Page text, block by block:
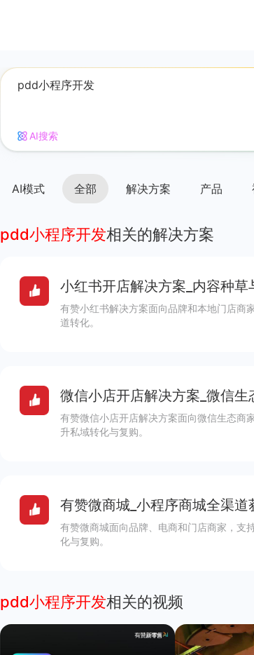
AI搜索
AI模式 全部 解决方案 产品
pdd小程序开发相关的解决方案
小红书开店解决方案_内容种
有赞小红书解决方案面向品牌和本地门店商
道转化。
微信小店开店解决方案_微信
有赞微信小店开店解决方案面向微信生态商
升私域转化与复购。
有赞微商城_小程序商城全渠
有赞微商城面向品牌、电商和门店商家，支
化与复购。
pdd小程序开发相关的视频